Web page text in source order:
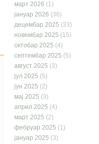
март 2026 (1)
јануар 2026 (36)
децембар 2025 (33)
новембар 2025 (15)
октобар 2025 (4)
септембар 2025 (5)
август 2025 (3)
јул 2025 (5)
јун 2025 (2)
мај 2025 (3)
април 2025 (4)
март 2025 (2)
фебруар 2025 (1)
јануар 2025 (3)